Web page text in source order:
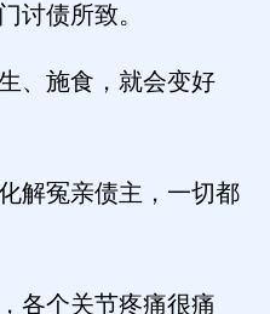
讨债所致。
、施食，就会变好
解冤亲债主，一切都
各个关节疼痛很痛